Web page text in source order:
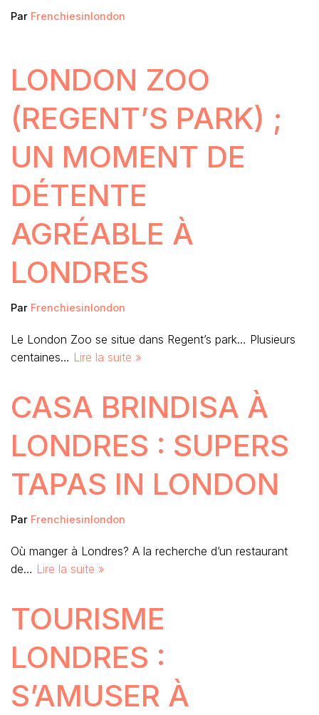
Par Frenchiesinlondon
LONDON ZOO
(REGENT’S PARK) ;
UN MOMENT DE
DÉTENTE
AGRÉABLE À
LONDRES
Par Frenchiesinlondon
Le London Zoo se situe dans Regent’s park… Plusieurs
centaines… Lire la suite »
CASA BRINDISA À
LONDRES : SUPERS
TAPAS IN LONDON
Par Frenchiesinlondon
Où manger à Londres? A la recherche d’un restaurant
de… Lire la suite »
TOURISME
LONDRES :
S’AMUSER À